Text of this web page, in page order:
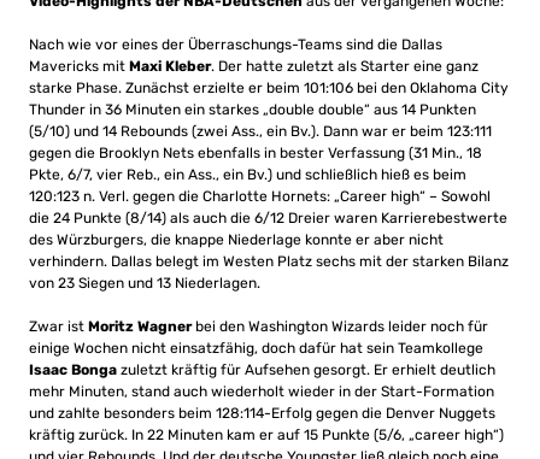
Nach wie vor eines der Überraschungs-Teams sind die Dallas
Mavericks mit Maxi Kleber. Der hatte zuletzt als Starter eine ganz
starke Phase. Zunächst erzielte er beim 101:106 bei den Oklahoma City
Thunder in 36 Minuten ein starkes „double double“ aus 14 Punkten
(5/10) und 14 Rebounds (zwei Ass., ein Bv.). Dann war er beim 123:111
gegen die Brooklyn Nets ebenfalls in bester Verfassung (31 Min., 18
Pkte, 6/7, vier Reb., ein Ass., ein Bv.) und schließlich hieß es beim
120:123 n. Verl. gegen die Charlotte Hornets: „Career high“ – Sowohl
die 24 Punkte (8/14) als auch die 6/12 Dreier waren Karrierebestwerte
des Würzburgers, die knappe Niederlage konnte er aber nicht
verhindern. Dallas belegt im Westen Platz sechs mit der starken Bilanz
von 23 Siegen und 13 Niederlagen.
Zwar ist Moritz Wagnerbei den Washington Wizards leider noch für
einige Wochen nicht einsatzfähig, doch dafür hat sein Teamkollege
Isaac Bonga zuletzt kräftig für Aufsehen gesorgt. Er erhielt deutlich
mehr Minuten, stand auch wiederholt wieder in der Start-Formation
und zahlte besonders beim 128:114-Erfolg gegen die Denver Nuggets
kräftig zurück. In 22 Minuten kam er auf 15 Punkte (5/6, „career high“)